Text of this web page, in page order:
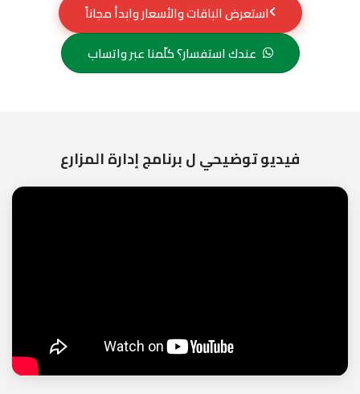
استعرض الباقات والأسعار وابدأ مجاناً
عندك استفسار؟ كلّمنا عبر واتساب
فيديو توضيحي ل برنامج إدارة المزارع